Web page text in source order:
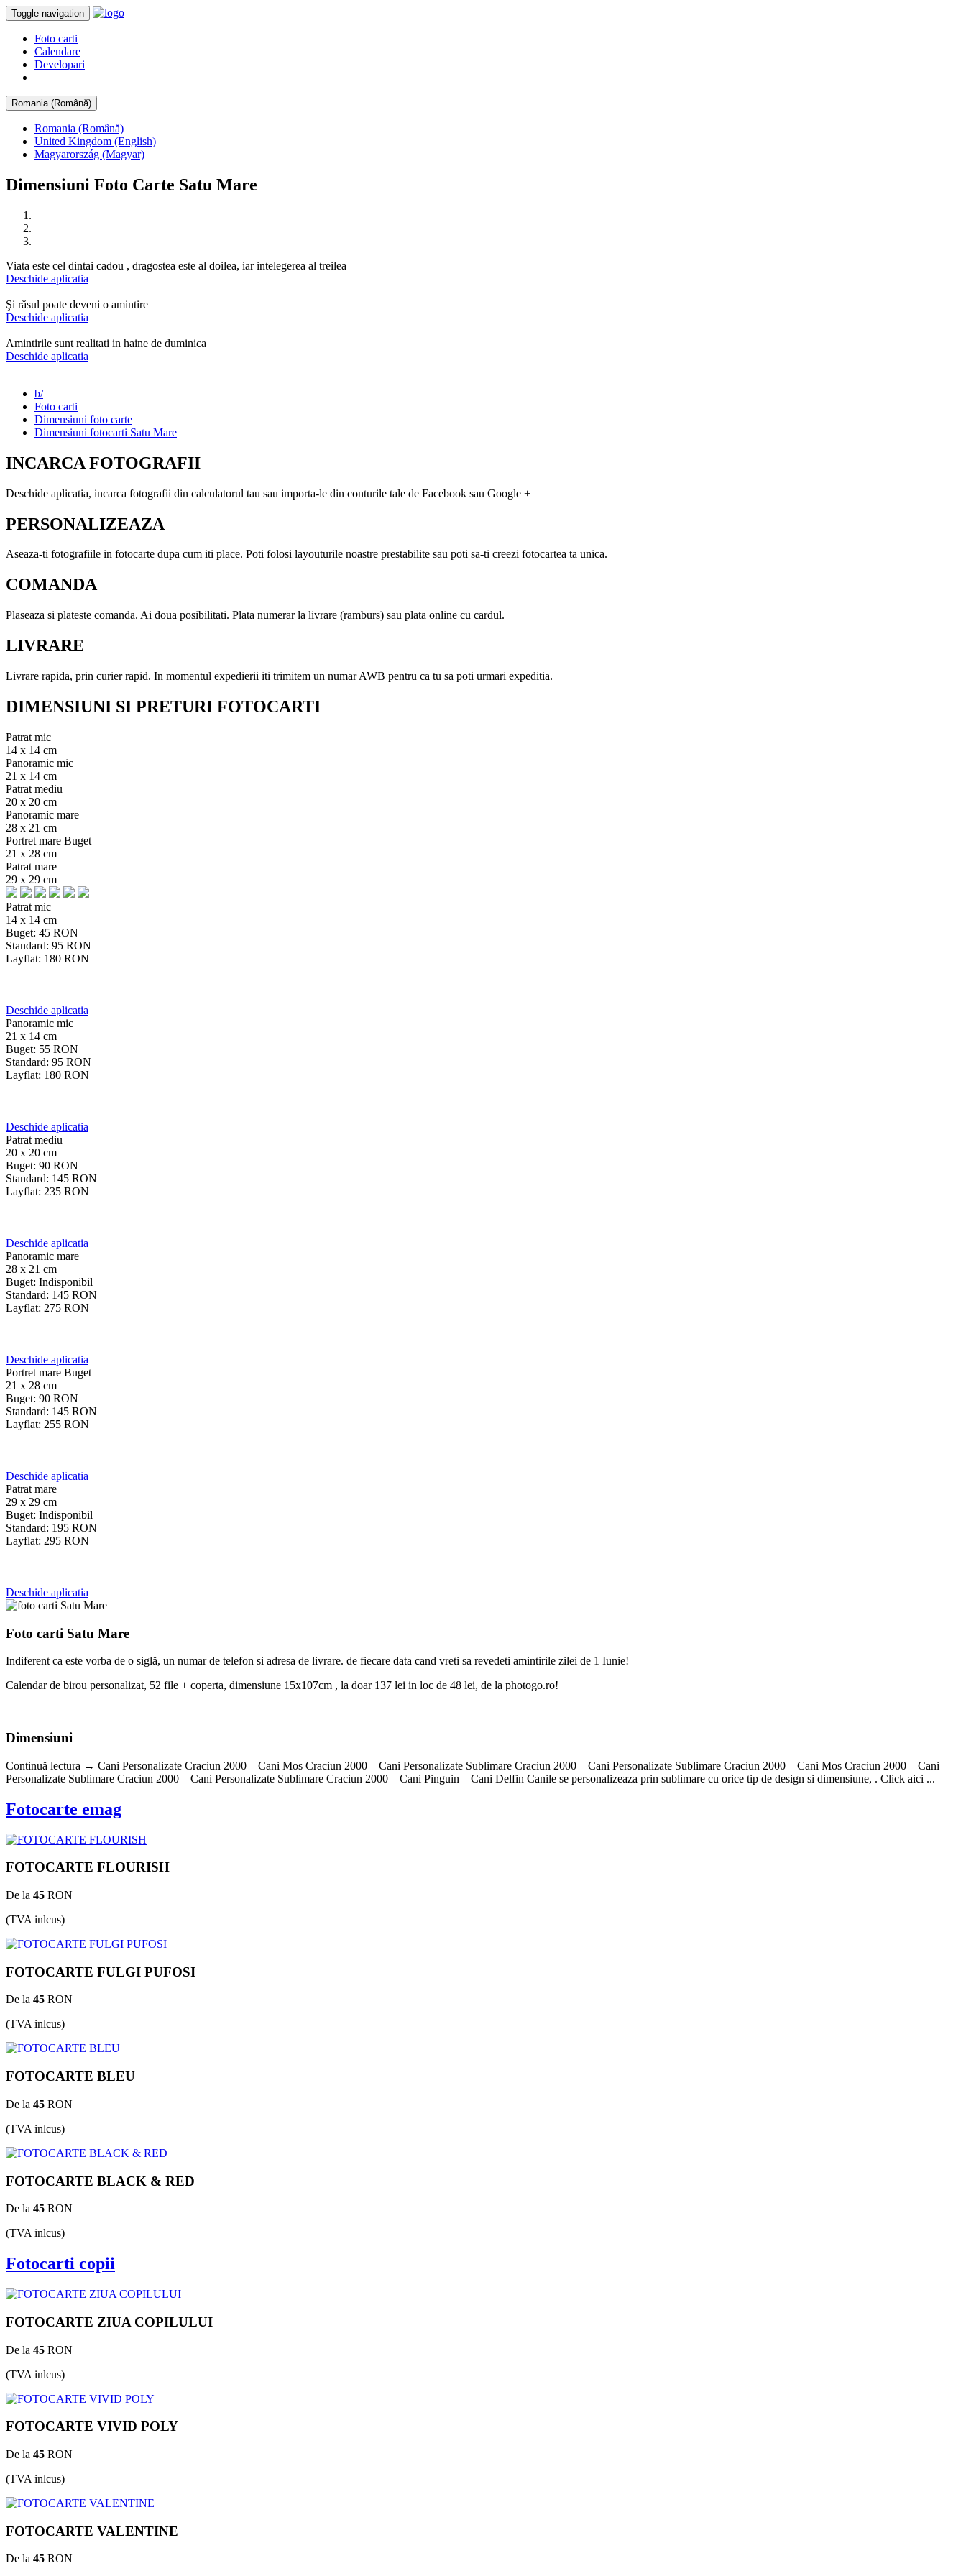
Toggle navigation
Foto carti
Calendare
Developari
Romania (Română)
Romania (Română)
United Kingdom (English)
Magyarország (Magyar)
Dimensiuni Foto Carte Satu Mare
Viata este cel dintai cadou , dragostea este al doilea, iar intelegerea al treilea
Deschide aplicatia
Şi răsul poate deveni o amintire
Deschide aplicatia
Amintirile sunt realitati in haine de duminica
Deschide aplicatia
b/
Foto carti
Dimensiuni foto carte
Dimensiuni fotocarti Satu Mare
INCARCA FOTOGRAFII
Deschide aplicatia, incarca fotografii din calculatorul tau sau importa-le din conturile tale de Facebook sau Google +
PERSONALIZEAZA
Aseaza-ti fotografiile in fotocarte dupa cum iti place. Poti folosi layouturile noastre prestabilite sau poti sa-ti creezi fotocartea ta unica.
COMANDA
Plaseaza si plateste comanda. Ai doua posibilitati. Plata numerar la livrare (ramburs) sau plata online cu cardul.
LIVRARE
Livrare rapida, prin curier rapid. In momentul expedierii iti trimitem un numar AWB pentru ca tu sa poti urmari expeditia.
DIMENSIUNI SI PRETURI FOTOCARTI
Patrat mic
14 x 14 cm
Panoramic mic
21 x 14 cm
Patrat mediu
20 x 20 cm
Panoramic mare
28 x 21 cm
Portret mare Buget
21 x 28 cm
Patrat mare
29 x 29 cm
Patrat mic
14 x 14 cm
Buget: 45 RON
Standard: 95 RON
Layflat: 180 RON
Deschide aplicatia
Panoramic mic
21 x 14 cm
Buget: 55 RON
Standard: 95 RON
Layflat: 180 RON
Deschide aplicatia
Patrat mediu
20 x 20 cm
Buget: 90 RON
Standard: 145 RON
Layflat: 235 RON
Deschide aplicatia
Panoramic mare
28 x 21 cm
Buget: Indisponibil
Standard: 145 RON
Layflat: 275 RON
Deschide aplicatia
Portret mare Buget
21 x 28 cm
Buget: 90 RON
Standard: 145 RON
Layflat: 255 RON
Deschide aplicatia
Patrat mare
29 x 29 cm
Buget: Indisponibil
Standard: 195 RON
Layflat: 295 RON
Deschide aplicatia
Foto carti Satu Mare
Indiferent ca este vorba de o siglă, un numar de telefon si adresa de livrare. de fiecare data cand vreti sa revedeti amintirile zilei de 1 Iunie!
Calendar de birou personalizat, 52 file + coperta, dimensiune 15x107cm , la doar 137 lei in loc de 48 lei, de la photogo.ro!
Dimensiuni
Continuă lectura → Cani Personalizate Craciun 2000 – Cani Mos Craciun 2000 – Cani Personalizate Sublimare Craciun 2000 – Cani Personalizate Sublimare Craciun 2000 – Cani Mos Craciun 2000 – Cani
Personalizate Sublimare Craciun 2000 – Cani Personalizate Sublimare Craciun 2000 – Cani Pinguin – Cani Delfin Canile se personalizeaza prin sublimare cu orice tip de design si dimensiune, . Click aici ...
Fotocarte emag
FOTOCARTE FLOURISH
De la 45 RON
(TVA inlcus)
FOTOCARTE FULGI PUFOSI
De la 45 RON
(TVA inlcus)
FOTOCARTE BLEU
De la 45 RON
(TVA inlcus)
FOTOCARTE BLACK & RED
De la 45 RON
(TVA inlcus)
Fotocarti copii
FOTOCARTE ZIUA COPILULUI
De la 45 RON
(TVA inlcus)
FOTOCARTE VIVID POLY
De la 45 RON
(TVA inlcus)
FOTOCARTE VALENTINE
De la 45 RON